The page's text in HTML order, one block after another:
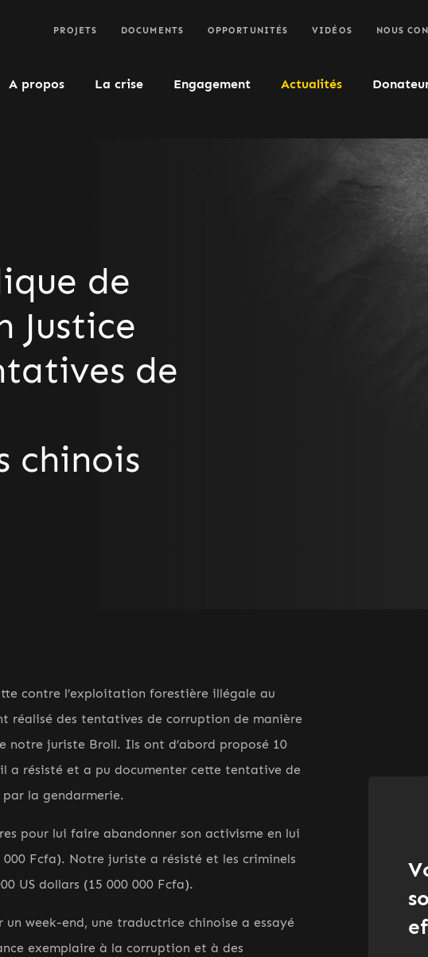
PROJETS DOCUMENTS OPPORTUNITÉS VIDÉOS NOUS
A propos La crise Engagement Actualités
de
Justice
de
chinois
contre l’exploitation forestière illégale au
réalisé des tentatives de corruption de manière
notre juriste Broll. Ils ont d’abord proposé 10
a résisté et a pu documenter cette tentative de
la gendarmerie.
pour lui faire abandonner son activisme en lui
Fcfa). Notre juriste a résisté et les criminels
US dollars (15 000 000 Fcfa).
un week-end, une traductrice chinoise a essayé
exemplaire à la corruption et à des